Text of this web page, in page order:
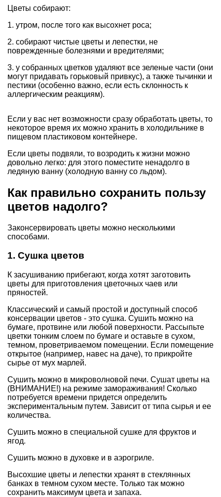
Цветы собирают:
1. утром, после того как высохнет роса;
2. собирают чистые цветы и лепестки, не
поврежденные болезнями и вредителями;
3. у собранных цветков удаляют все зеленые части (они
могут придавать горьковый привкус), а также тычинки и
пестики (особенно важно, если есть склонность к
аллергическим реакциям).
Если у вас нет возможности сразу обработать цветы, то
некоторое время их можно хранить в холодильнике в
пищевом пластиковом контейнере.
Если цветы подвяли, то возродить к жизни можно
довольно легко: для этого поместите ненадолго в
ледяную ванну (холодную ванну со льдом).
Как правильно сохранить пользу
цветов надолго?
Законсервировать цветы можно несколькими
способами.
1. Сушка цветов
К засушиванию прибегают, когда хотят заготовить
цветы для приготовления цветочных чаев или
пряностей.
Классический и самый простой и доступный способ
консервации цветов - это сушка. Сушить можно на
бумаге, протвине или любой поверхности. Рассыпьте
цветки тонким слоем по бумаге и оставьте в сухом,
темном, проветриваемом помещении. Если помещение
открытое (например, навес на даче), то прикройте
сырье от мух марлей.
Сушить можно в микроволновой печи. Сушат цветы на
(ВНИМАНИЕ!) на режиме замораживания! Сколько
потребуется времени придется определить
экспериментальным путем. Зависит от типа сырья и ее
количества.
Сушить можно в специальной сушке для фруктов и
ягод.
Сушить можно в духовке и в аэрогриле.
Высохшие цветы и лепестки хранят в стеклянных
банках в темном сухом месте. Только так можно
сохранить максимум цвета и запаха.